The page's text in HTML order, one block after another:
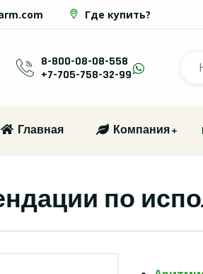
Где купить?
8-800-08-08-558
+7-705-758-32-99
Главная Компания
по